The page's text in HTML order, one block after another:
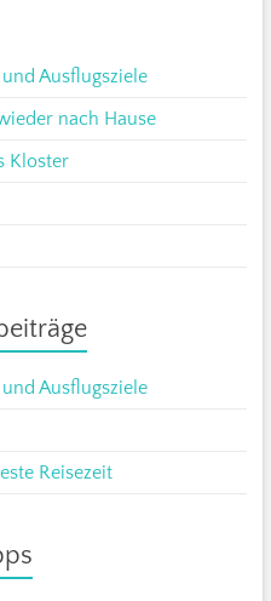
Ausflugsziele
nach Hause
Kloster
Ausflugsziele
Reisezeit